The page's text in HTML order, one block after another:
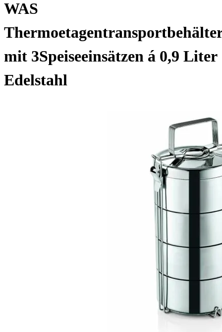
WAS
mit 3Speiseeinsätzen á 0,9 Liter
Edelstahl